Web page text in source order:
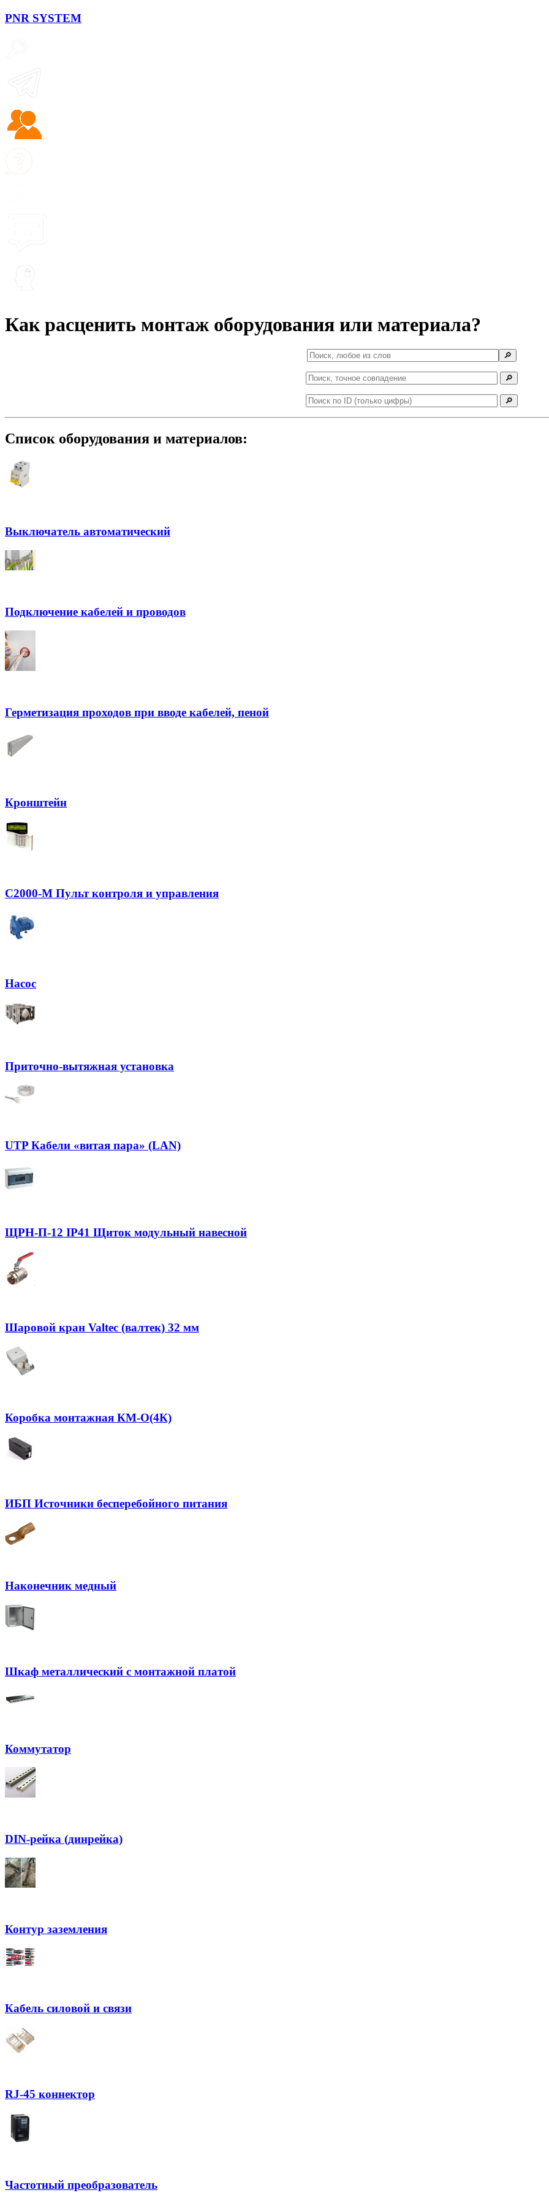
PNR SYSTEM
Как расценить монтаж оборудования или материала?
Список оборудования и материалов:
Выключатель автоматический
Подключение кабелей и проводов
Герметизация проходов при вводе кабелей, пеной
Кронштейн
С2000-М Пульт контроля и управления
Насос
Приточно-вытяжная установка
UTP Кабели «витая пара» (LAN)
ЩРН-П-12 IP41 Щиток модульный навесной
Шаровой кран Valtec (валтек) 32 мм
Коробка монтажная КМ-О(4К)
ИБП Источники бесперебойного питания
Наконечник медный
Шкаф металлический с монтажной платой
Коммутатор
DIN-рейка (динрейка)
Контур заземления
Кабель силовой и связи
RJ-45 коннектор
Частотный преобразователь